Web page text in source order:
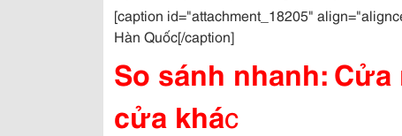
[caption id="attachment_18205"
Hàn Quốc[/caption]
So sánh nhanh:
cửa khác